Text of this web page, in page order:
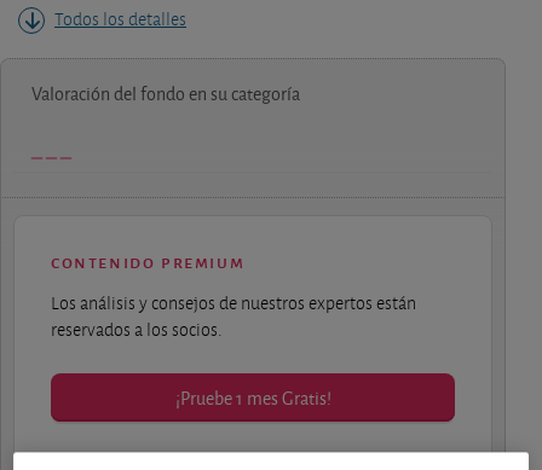
Todos los detalles
Valoración del fondo en su categoría
contenido premium
Los análisis y consejos de nuestros expertos están
reservados a los socios.
¡Pruebe 1 mes Gratis!